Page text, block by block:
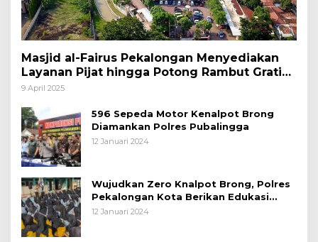
Masjid al-Fairus Pekalongan Menyediakan
Layanan Pijat hingga Potong Rambut Gratis
bagi Pemudik Lebaran 2025
9 April 2025
596 Sepeda Motor Kenalpot Brong
Diamankan Polres Pubalingga
12 Januari 2024
Wujudkan Zero Knalpot Brong, Polres
Pekalongan Kota Berikan Edukasi
Kepada Pelajar
12 Januari 2024